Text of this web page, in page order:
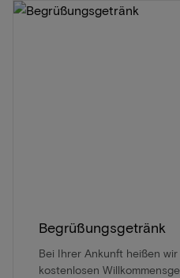
Begrüßungsgetränk
Bei Ihrer Ankunft heißen
kostenlosen